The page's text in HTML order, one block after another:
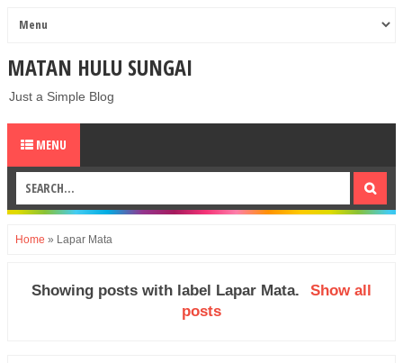
MATAN HULU SUNGAI
Just a Simple Blog
MENU
Home » Lapar Mata
Showing posts with label Lapar Mata.
Show all
posts